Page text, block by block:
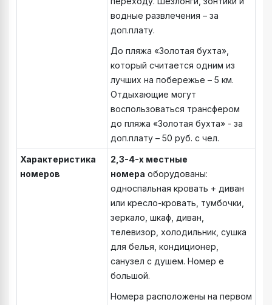
водные развлечения – за
доп.плату.
До пляжа «Золотая бухта»,
который считается одним из
лучших на побережье – 5 км.
Отдыхающие могут
воспользоваться трансфером
до пляжа «Золотая бухта» - за
доп.плату – 50 руб. с чел.
Характеристика
номеров
2,3-4-х местные
номера оборудованы:
односпальная кровать + диван
или кресло-кровать, тумбочки,
зеркало, шкаф, диван,
телевизор, холодильник, сушка
для белья, кондиционер,
санузел с душем. Номер е
большой.
Номера расположены на первом